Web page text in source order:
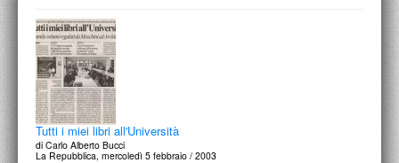
Tutti i miei libri all'Università
di Carlo Alberto Bucci
La Repubblica, mercoledì 5 febbraio / 2003